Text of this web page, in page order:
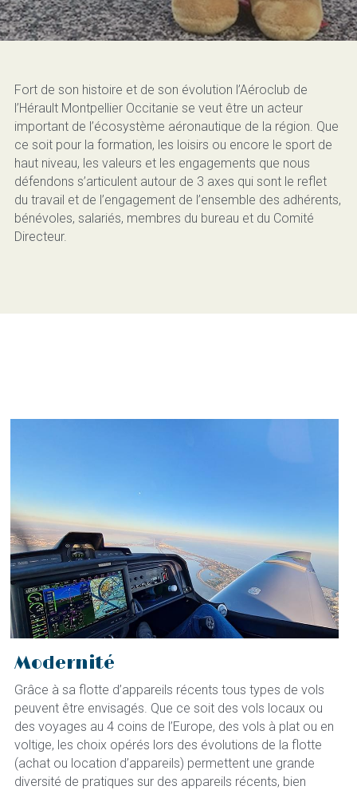
Fort de son histoire et de son évolution l’Aéroclub de
l’Hérault Montpellier Occitanie se veut être un acteur
important de l’écosystème aéronautique de la région. Que
ce soit pour la formation, les loisirs ou encore le sport de
haut niveau, les valeurs et les engagements que nous
défendons s’articulent autour de 3 axes qui sont le reflet
du travail et de l’engagement de l’ensemble des adhérents,
bénévoles, salariés, membres du bureau et du Comité
Directeur.
Modernité
Grâce à sa flotte d’appareils récents tous types de vols
peuvent être envisagés. Que ce soit des vols locaux ou
des voyages au 4 coins de l’Europe, des vols à plat ou en
voltige, les choix opérés lors des évolutions de la flotte
(achat ou location d’appareils) permettent une grande
diversité de pratiques sur des appareils récents, bien